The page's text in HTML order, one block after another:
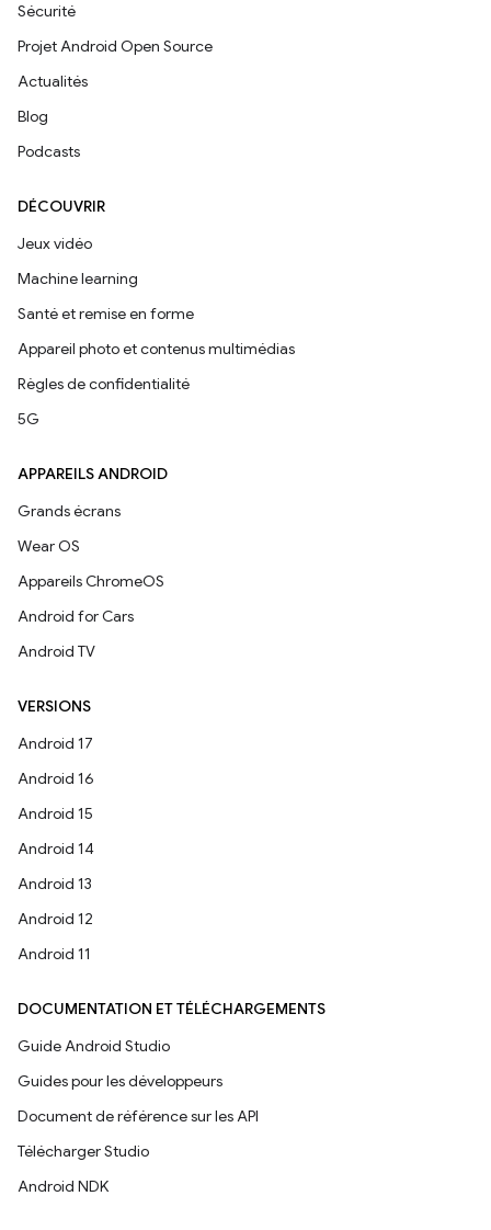
Sécurité
Projet Android Open Source
Actualités
Blog
Podcasts
DÉCOUVRIR
Jeux vidéo
Machine learning
Santé et remise en forme
Appareil photo et contenus multimédias
Règles de confidentialité
5G
APPAREILS ANDROID
Grands écrans
Wear OS
Appareils ChromeOS
Android for Cars
Android TV
VERSIONS
Android 17
Android 16
Android 15
Android 14
Android 13
Android 12
Android 11
DOCUMENTATION ET TÉLÉCHARGEMENTS
Guide Android Studio
Guides pour les développeurs
Document de référence sur les API
Télécharger Studio
Android NDK